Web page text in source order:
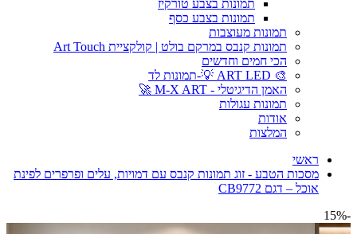
תמונות בצבע טורקיז
תמונות בצבע כסף
תמונות מעוצבות
תמונות קנבס במרקם בולט | קולקציית Art Touch
הכי חמים וחדשים
🎨 ART LED 💡-תמונות לד
האמן הדיגיטלי - M-X ART 🚀
תמונות עגולות
אודות
המלצות
ראשי
מסכות הטבע - זוג תמונות קנבס עם דמויות, עלים ופרפרים לפינת
אוכל – דגם CB9772
-15%